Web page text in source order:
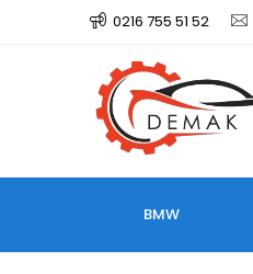
0216 755 51 52
BMW